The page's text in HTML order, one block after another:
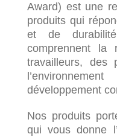
Award) est une
produits qui
et de
comprennent la
travailleurs, des
développement
Nos produits
qui vous donne